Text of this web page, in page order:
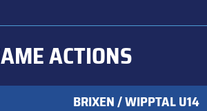
ACTIONS
BRIXEN / WIPPTAL U14